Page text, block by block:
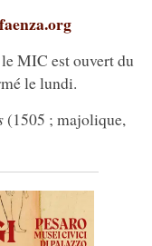
MIC est ouvert du
le lundi.
(1505 ; majolique,